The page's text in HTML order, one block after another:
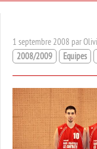
1 septembre 2008 par
2008/2009
Equipes